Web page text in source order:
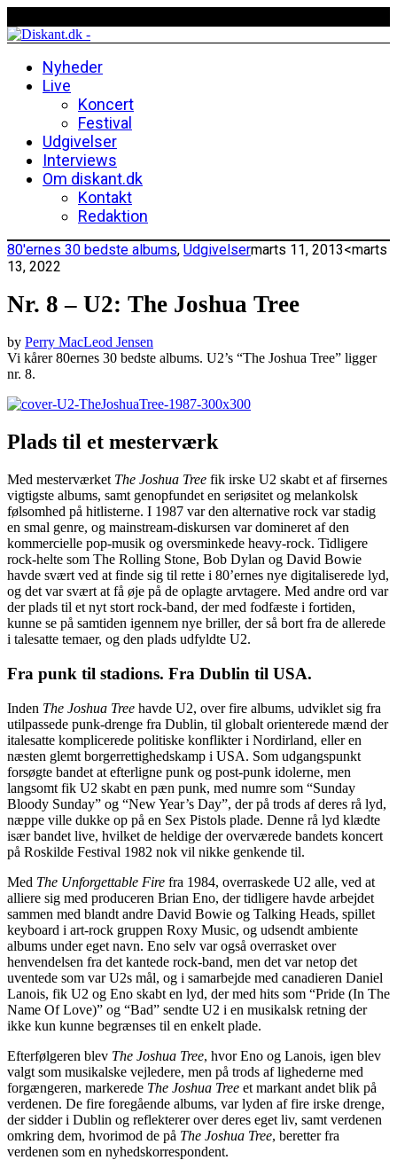
Nyheder
Live
Koncert
Festival
Udgivelser
Interviews
Om diskant.dk
Kontakt
Redaktion
80'ernes 30 bedste albums, Udgivelsermarts 11, 2013<marts
13, 2022
Nr. 8 – U2: The Joshua Tree
by Perry MacLeod Jensen
Vi kårer 80ernes 30 bedste albums. U2’s “The Joshua Tree” ligger
nr. 8.
Plads til et mesterværk
Med mesterværket The Joshua Tree fik irske U2 skabt et af firsernes
vigtigste albums, samt genopfundet en seriøsitet og melankolsk
følsomhed på hitlisterne. I 1987 var den alternative rock var stadig
en smal genre, og mainstream-diskursen var domineret af den
kommercielle pop-musik og oversminkede heavy-rock. Tidligere
rock-helte som The Rolling Stone, Bob Dylan og David Bowie
havde svært ved at finde sig til rette i 80’ernes nye digitaliserede lyd,
og det var svært at få øje på de oplagte arvtagere. Med andre ord var
der plads til et nyt stort rock-band, der med fodfæste i fortiden,
kunne se på samtiden igennem nye briller, der så bort fra de allerede
i talesatte temaer, og den plads udfyldte U2.
Fra punk til stadions. Fra Dublin til USA.
Inden The Joshua Tree havde U2, over fire albums, udviklet sig fra
utilpassede punk-drenge fra Dublin, til globalt orienterede mænd der
italesatte komplicerede politiske konflikter i Nordirland, eller en
næsten glemt borgerrettighedskamp i USA. Som udgangspunkt
forsøgte bandet at efterligne punk og post-punk idolerne, men
langsomt fik U2 skabt en pæn punk, med numre som “Sunday
Bloody Sunday” og “New Year’s Day”, der på trods af deres rå lyd,
næppe ville dukke op på en Sex Pistols plade. Denne rå lyd klædte
især bandet live, hvilket de heldige der overværede bandets koncert
på Roskilde Festival 1982 nok vil nikke genkende til.
Med The Unforgettable Fire fra 1984, overraskede U2 alle, ved at
alliere sig med produceren Brian Eno, der tidligere havde arbejdet
sammen med blandt andre David Bowie og Talking Heads, spillet
keyboard i art-rock gruppen Roxy Music, og udsendt ambiente
albums under eget navn. Eno selv var også overrasket over
henvendelsen fra det kantede rock-band, men det var netop det
uventede som var U2s mål, og i samarbejde med canadieren Daniel
Lanois, fik U2 og Eno skabt en lyd, der med hits som “Pride (In The
Name Of Love)” og “Bad” sendte U2 i en musikalsk retning der
ikke kun kunne begrænses til en enkelt plade.
Efterfølgeren blev The Joshua Tree, hvor Eno og Lanois, igen blev
valgt som musikalske vejledere, men på trods af lighederne med
forgængeren, markerede The Joshua Tree et markant andet blik på
verdenen. De fire foregående albums, var lyden af fire irske drenge,
der sidder i Dublin og reflekterer over deres eget liv, samt verdenen
omkring dem, hvorimod de på The Joshua Tree, beretter fra
verdenen som en nyhedskorrespondent.